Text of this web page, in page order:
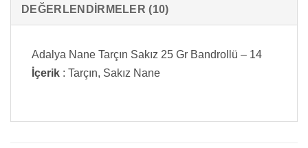
DEĞERLENDIRMELER (10)
Adalya Nane Tarçın Sakız 25 Gr Bandrollü – 14
İçerik : Tarçın, Sakız Nane